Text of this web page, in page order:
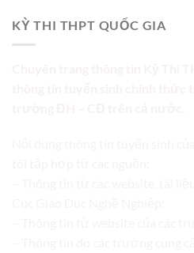
KỲ THI THPT QUỐC GIA